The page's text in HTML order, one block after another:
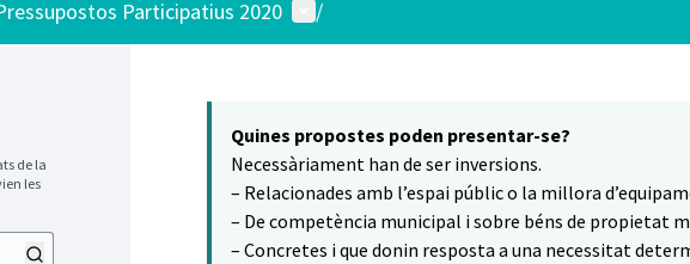
Participatius 2020 Menú d'usuari
/
de la
les
11
Quines propostes poden presentar-se?
Necessàriament han de ser inversions.
– Relacionades amb l’espai públic o la millora
– De competència municipal i sobre béns de propietat
– Concretes i que donin resposta a una necessitat